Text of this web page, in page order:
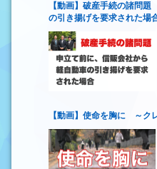
【動画】破産手続の諸問
の引き揚げを要求された場
【動画】使命を胸に ～ク